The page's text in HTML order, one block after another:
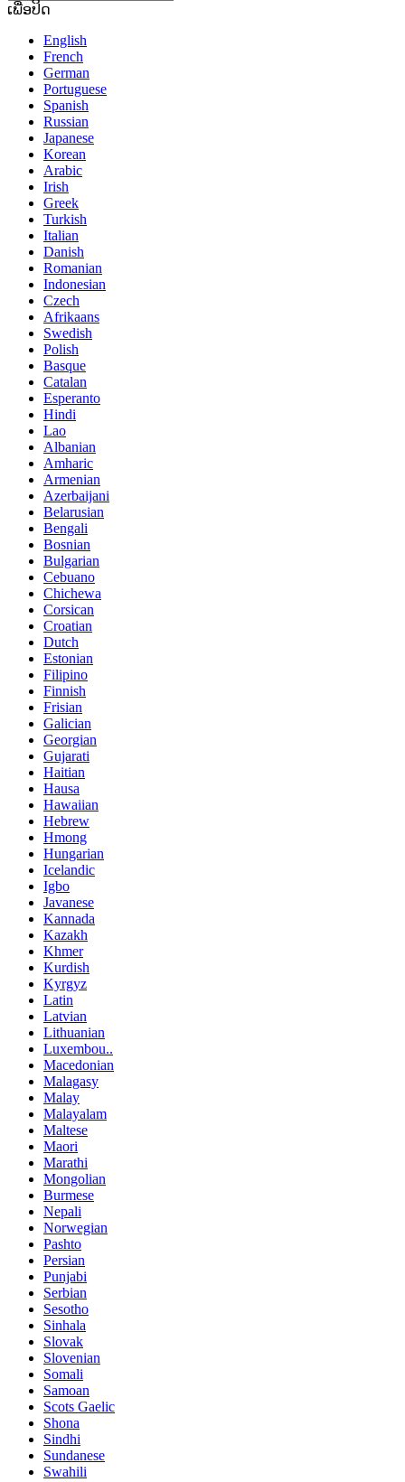
ເພື່ອປິດ
English
French
German
Portuguese
Spanish
Russian
Japanese
Korean
Arabic
Irish
Greek
Turkish
Italian
Danish
Romanian
Indonesian
Czech
Afrikaans
Swedish
Polish
Basque
Catalan
Esperanto
Hindi
Lao
Albanian
Amharic
Armenian
Azerbaijani
Belarusian
Bengali
Bosnian
Bulgarian
Cebuano
Chichewa
Corsican
Croatian
Dutch
Estonian
Filipino
Finnish
Frisian
Galician
Georgian
Gujarati
Haitian
Hausa
Hawaiian
Hebrew
Hmong
Hungarian
Icelandic
Igbo
Javanese
Kannada
Kazakh
Khmer
Kurdish
Kyrgyz
Latin
Latvian
Lithuanian
Luxembou..
Macedonian
Malagasy
Malay
Malayalam
Maltese
Maori
Marathi
Mongolian
Burmese
Nepali
Norwegian
Pashto
Persian
Punjabi
Serbian
Sesotho
Sinhala
Slovak
Slovenian
Somali
Samoan
Scots Gaelic
Shona
Sindhi
Sundanese
Swahili